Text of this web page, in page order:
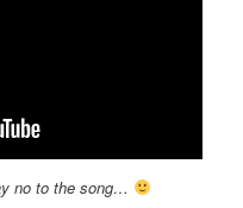
no to the song…